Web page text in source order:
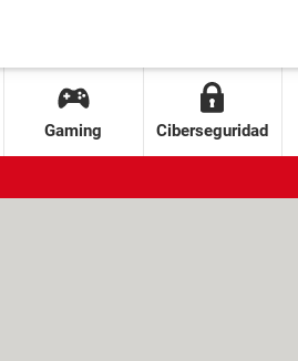
Gaming Ciberseguridad